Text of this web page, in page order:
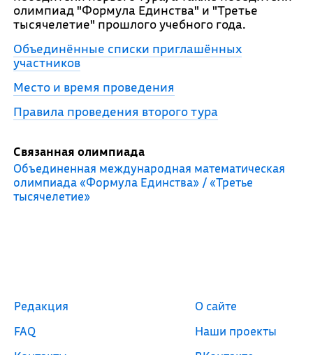
олимпиад "Формула Единства" и "Третье
тысячелетие" прошлого учебного года.
Объединённые списки приглашённых
участников
Место и время проведения
Правила проведения второго тура
Связанная олимпиада
Объединенная международная математическая
олимпиада «Формула Единства» / «Третье
тысячелетие»
Редакция
FAQ
О сайте
Наши проекты